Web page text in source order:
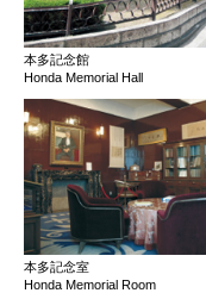
本多記念館
Honda Memorial Hall
本多記念室
Honda Memorial Room